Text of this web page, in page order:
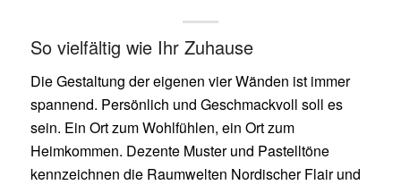
So vielfältig wie Ihr Zuhause
Die Gestaltung der eigenen vier Wänden ist immer
spannend. Persönlich und Geschmackvoll soll es
sein. Ein Ort zum Wohlfühlen, ein Ort zum
Heimkommen. Dezente Muster und Pastelltöne
kennzeichnen die Raumwelten Nordischer Flair und